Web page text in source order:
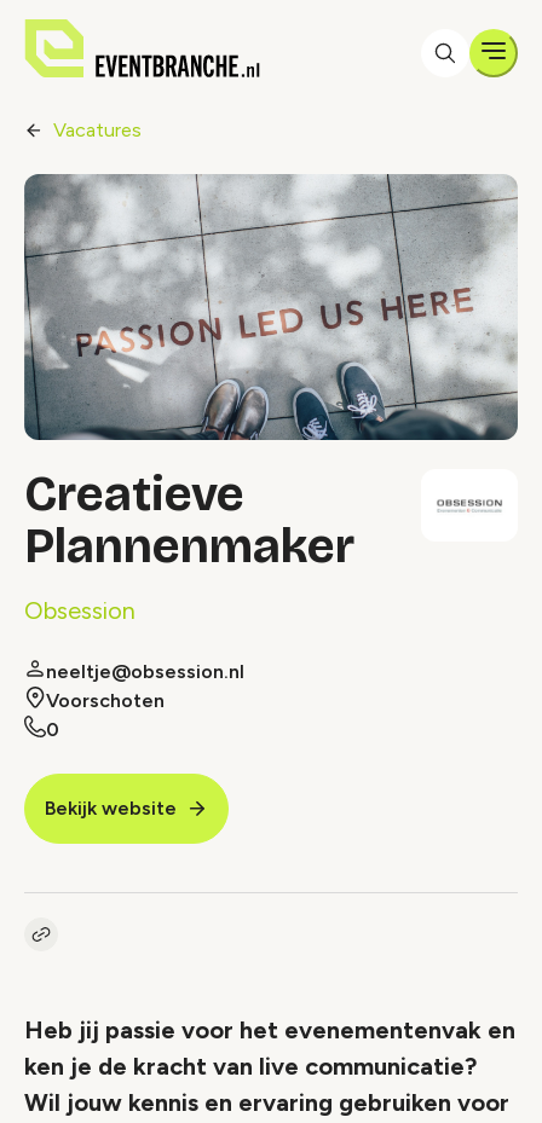
Vacatures
Creatieve
Plannenmaker
Obsession
neeltje@obsession.nl
Voorschoten
0
Bekijk website
Kopieer link naar vacature
Heb jij passie voor het evenementenvak en
ken je de kracht van live communicatie?
Wil jouw kennis en ervaring gebruiken voor